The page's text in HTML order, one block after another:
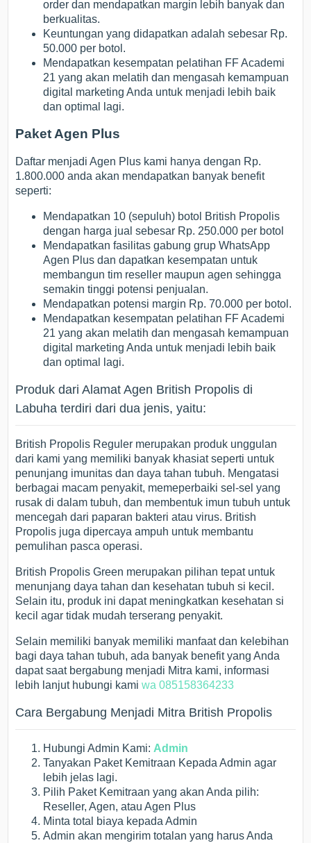
order dan mendapatkan margin lebih banyak dan
berkualitas.
Keuntungan yang didapatkan adalah sebesar Rp.
50.000 per botol.
Mendapatkan kesempatan pelatihan FF Academi
21 yang akan melatih dan mengasah kemampuan
digital marketing Anda untuk menjadi lebih baik
dan optimal lagi.
Paket Agen Plus
Daftar menjadi Agen Plus kami hanya dengan Rp.
1.800.000 anda akan mendapatkan banyak benefit
seperti:
Mendapatkan 10 (sepuluh) botol British Propolis
dengan harga jual sebesar Rp. 250.000 per botol
Mendapatkan fasilitas gabung grup WhatsApp
Agen Plus dan dapatkan kesempatan untuk
membangun tim reseller maupun agen sehingga
semakin tinggi potensi penjualan.
Mendapatkan potensi margin Rp. 70.000 per botol.
Mendapatkan kesempatan pelatihan FF Academi
21 yang akan melatih dan mengasah kemampuan
digital marketing Anda untuk menjadi lebih baik
dan optimal lagi.
Produk dari Alamat Agen British Propolis di
Labuha terdiri dari dua jenis, yaitu:
British Propolis Reguler merupakan produk unggulan
dari kami yang memiliki banyak khasiat seperti untuk
penunjang imunitas dan daya tahan tubuh. Mengatasi
berbagai macam penyakit, memeperbaiki sel-sel yang
rusak di dalam tubuh, dan membentuk imun tubuh untuk
mencegah dari paparan bakteri atau virus. British
Propolis juga dipercaya ampuh untuk membantu
pemulihan pasca operasi.
British Propolis Green merupakan pilihan tepat untuk
menunjang daya tahan dan kesehatan tubuh si kecil.
Selain itu, produk ini dapat meningkatkan kesehatan si
kecil agar tidak mudah terserang penyakit.
Selain memiliki banyak memiliki manfaat dan kelebihan
bagi daya tahan tubuh, ada banyak benefit yang Anda
dapat saat bergabung menjadi Mitra kami, informasi
lebih lanjut hubungi kamiwa 085158364233
Cara Bergabung Menjadi Mitra British Propolis
Hubungi Admin Kami: Admin
Tanyakan Paket Kemitraan Kepada Admin agar
lebih jelas lagi.
Pilih Paket Kemitraan yang akan Anda pilih:
Reseller, Agen, atau Agen Plus
Minta total biaya kepada Admin
Admin akan mengirim totalan yang harus Anda